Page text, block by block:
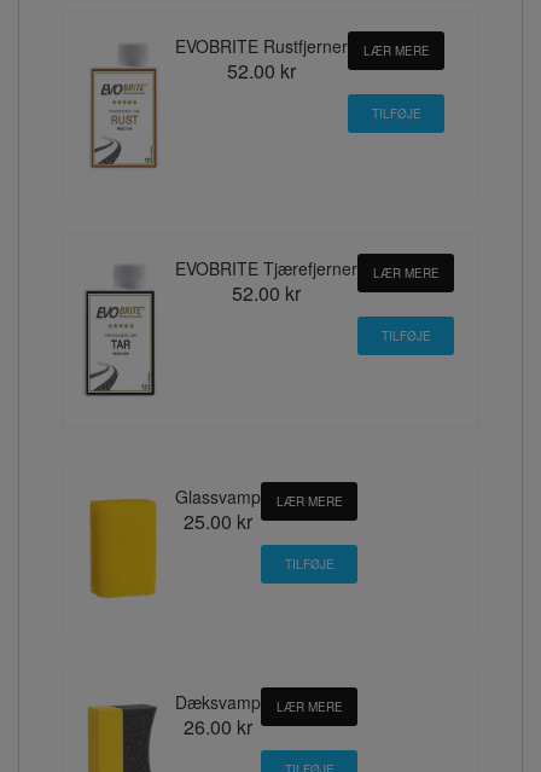
EVOBRITE Rustfjerner
52.00 kr
LÆR MERE
EVOBRITE Tjærefjerner
52.00 kr
LÆR MERE
Glassvamp
25.00 kr
LÆR MERE
Dæksvamp
26.00 kr
LÆR MERE